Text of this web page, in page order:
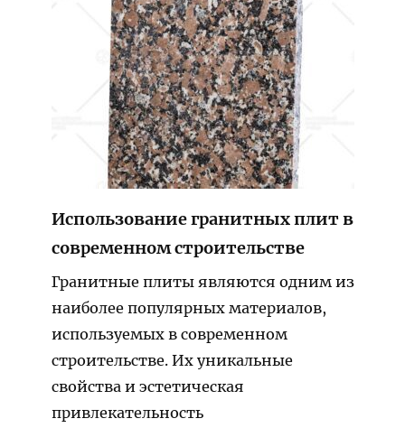
Использование гранитных плит в
современном строительстве
Гранитные плиты являются одним из
наиболее популярных материалов,
используемых в современном
строительстве. Их уникальные
свойства и эстетическая
привлекательность